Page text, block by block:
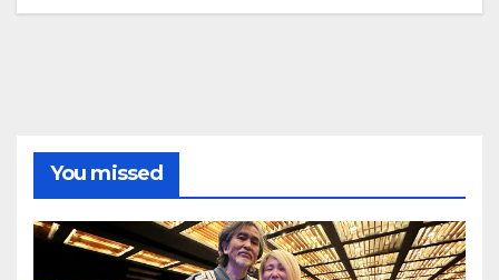
You missed